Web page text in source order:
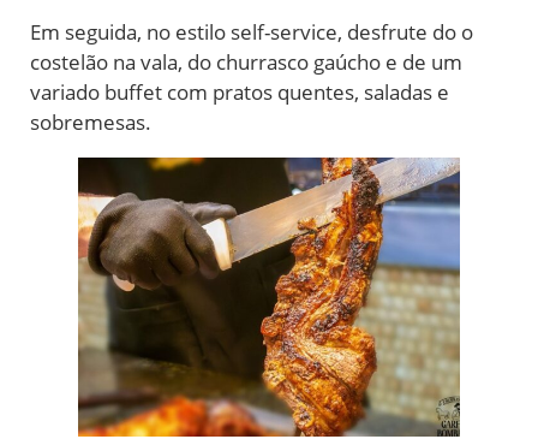
Em seguida, no estilo self-service, desfrute do o
costelão na vala, do churrasco gaúcho e de um
variado buffet com pratos quentes, saladas e
sobremesas.